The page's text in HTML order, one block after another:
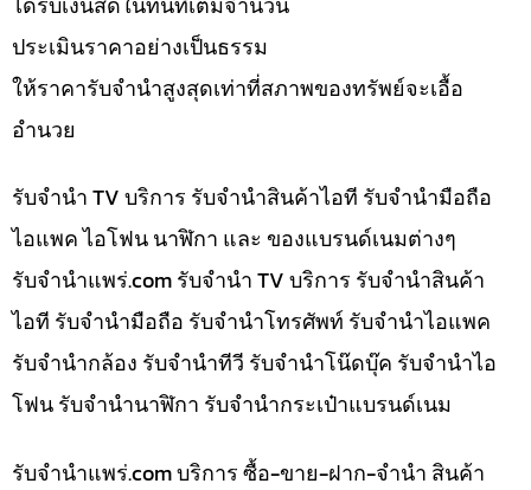
ประเมินราคาอย่างเป็นธรรม
ให้ราคารับจำนำสูงสุดเท่าที่สภาพของทรัพย์จะเอื้อ
อำนวย
รับจำนำ TV บริการ รับจำนำสินค้าไอที รับจำนำมือถือ
ไอแพค ไอโฟน นาฬิกา และ ของแบรนด์เนมต่างๆ
รับจํานําแพร่.com รับจำนำ TV บริการ รับจำนำสินค้า
ไอที รับจำนำมือถือ รับจำนำโทรศัพท์ รับจำนำไอแพค
รับจำนำกล้อง รับจำนำทีวี รับจำนำโน๊ดบุ๊ค รับจำนำไอ
โฟน รับจำนำนาฬิกา รับจำนำกระเป๋าแบรนด์เนม
รับจํานําแพร่.com บริการ ซื้อ-ขาย-ฝาก-จำนำ สินค้า